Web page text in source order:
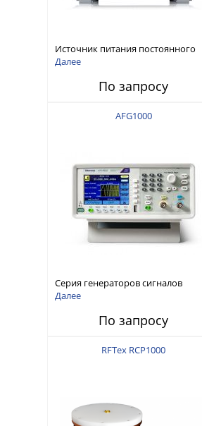
Источник питания постоянного
тока
Далее
По запросу
AFG1000
Серия генераторов сигналов
произвольной формы и
Далее
По запросу
RFTex RCP1000